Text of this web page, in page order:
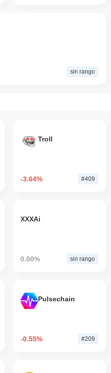
sin rango
Troll
-3.64% #409
XXXAi
0.00% sin rango
Pulsechain
-0.55% #209